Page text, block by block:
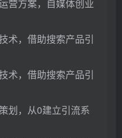
营方案，自媒体创业
术，借助搜索产品引
术，借助搜索产品引
划，从0建立引流系